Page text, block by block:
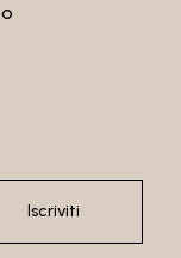
Iscriviti